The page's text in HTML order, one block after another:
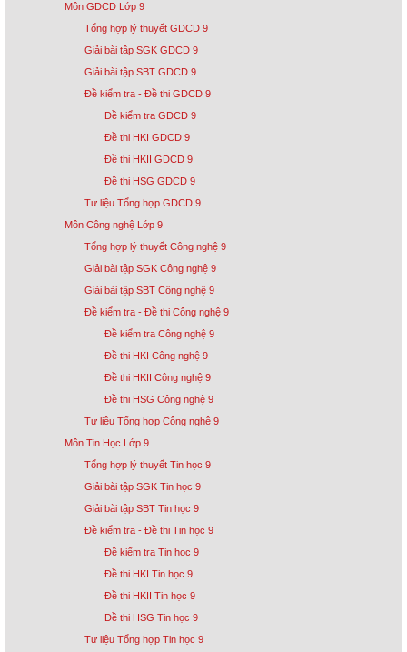
Môn GDCD Lớp 9
Tổng hợp lý thuyết GDCD 9
Giải bài tập SGK GDCD 9
Giải bài tập SBT GDCD 9
Đề kiểm tra - Đề thi GDCD 9
Đề kiểm tra GDCD 9
Đề thi HKI GDCD 9
Đề thi HKII GDCD 9
Đề thi HSG GDCD 9
Tư liệu Tổng hợp GDCD 9
Môn Công nghệ Lớp 9
Tổng hợp lý thuyết Công nghệ 9
Giải bài tập SGK Công nghệ 9
Giải bài tập SBT Công nghệ 9
Đề kiểm tra - Đề thi Công nghệ 9
Đề kiểm tra Công nghệ 9
Đề thi HKI Công nghệ 9
Đề thi HKII Công nghệ 9
Đề thi HSG Công nghệ 9
Tư liệu Tổng hợp Công nghệ 9
Môn Tin Học Lớp 9
Tổng hợp lý thuyết Tin học 9
Giải bài tập SGK Tin học 9
Giải bài tập SBT Tin học 9
Đề kiểm tra - Đề thi Tin học 9
Đề kiểm tra Tin học 9
Đề thi HKI Tin học 9
Đề thi HKII Tin học 9
Đề thi HSG Tin học 9
Tư liệu Tổng hợp Tin học 9